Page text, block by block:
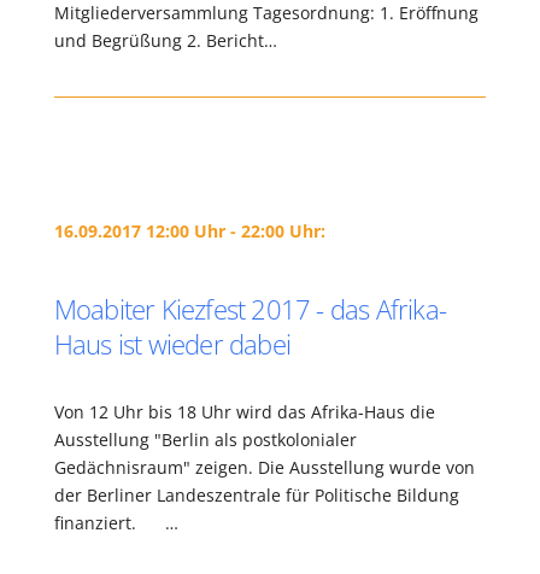
Mitgliederversammlung Tagesordnung: 1. Eröffnung
und Begrüßung 2. Bericht…
16.09.2017 12:00 Uhr - 22:00 Uhr:
Moabiter Kiezfest 2017 - das Afrika-
Haus ist wieder dabei
Von 12 Uhr bis 18 Uhr wird das Afrika-Haus die
Ausstellung "Berlin als postkolonialer
Gedächnisraum" zeigen. Die Ausstellung wurde von
der Berliner Landeszentrale für Politische Bildung
finanziert. …